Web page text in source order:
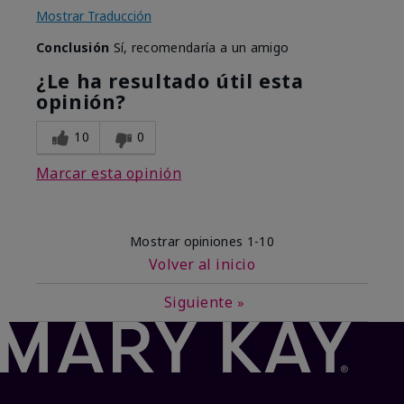
Mostrar Traducción
Conclusión Sí, recomendaría a un amigo
¿Le ha resultado útil esta
opinión?
10 0
Marcar esta opinión
Mostrar opiniones 1-10
Volver al inicio
Siguiente »